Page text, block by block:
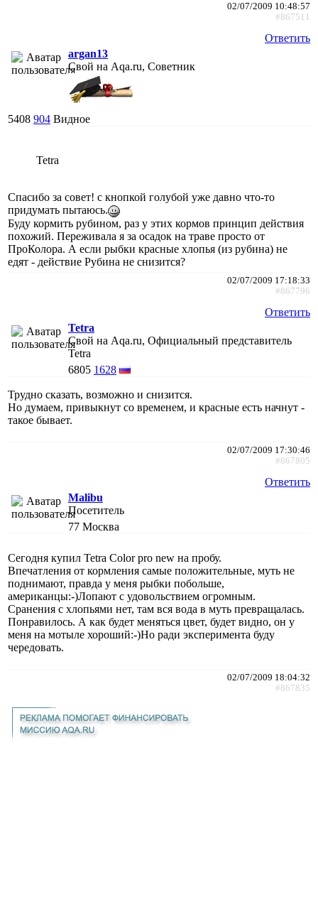
02/07/2009 10:48:57
#867511
Ответить
argan13
Свой на Aqa.ru, Советник
5408 904 Видное
Tetra
Спасибо за совет! с кнопкой голубой уже давно что-то
придумать пытаюсь.
Буду кормить рубином, раз у этих кормов принцип действия
похожий. Переживала я за осадок на траве просто от
ПроКолора. А если рыбки красные хлопья (из рубина) не
едят - действие Рубина не снизится?
02/07/2009 17:18:33
#867796
Ответить
Tetra
Свой на Aqa.ru, Официальный представитель
Tetra
6805 1628
Трудно сказать, возможно и снизится.
Но думаем, привыкнут со временем, и красные есть начнут -
такое бывает.
02/07/2009 17:30:46
#867805
Ответить
Malibu
Посетитель
77 Москва
Сегодня купил Tetra Color pro new на пробу.
Впечатления от кормления самые положительные, муть не
поднимают, правда у меня рыбки побольше,
американцы:-)Лопают с удовольствием огромным.
Сранения с хлопьями нет, там вся вода в муть превращалась.
Понравилось. А как будет меняться цвет, будет видно, он у
меня на мотыле хороший:-)Но ради эксперимента буду
чередовать.
02/07/2009 18:04:32
#867835